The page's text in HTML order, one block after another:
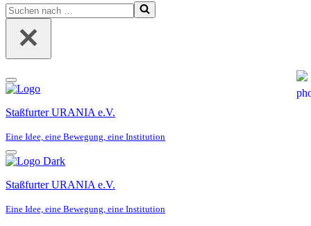
Suchen
nach …
Navigationsmenü
Staßfurter URANIA e.V.
Eine Idee, eine Bewegung, eine Institution
Navigationsmenü
Staßfurter URANIA e.V.
Eine Idee, eine Bewegung, eine Institution